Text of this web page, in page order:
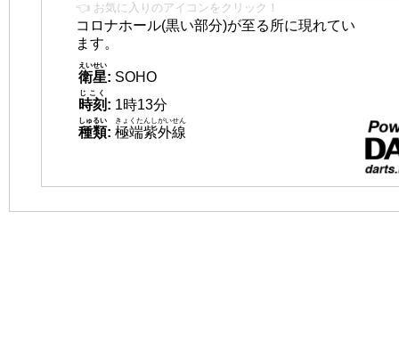
👈 お気に入りのアイコンをクリック！
コロナホール(黒い部分)が至る所に現れてい
ます。
衛星
えいせい
: SOHO
時刻
じこく
: 1時13分
種類
しゅるい
: 極端紫外線
きょくたんしがいせん